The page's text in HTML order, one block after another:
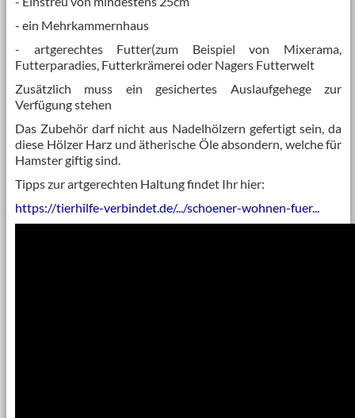
- ein Mehrkammernhaus
- artgerechtes Futter(zum Beispiel von Mixerama,
Futterparadies, Futterkrämerei oder Nagers Futterwelt
Zusätzlich muss ein gesichertes Auslaufgehege zur
Verfügung stehen
Das Zubehör darf nicht aus Nadelhölzern gefertigt sein, da
diese Hölzer Harz und ätherische Öle absondern, welche für
Hamster giftig sind.
Tipps zur artgerechten Haltung findet Ihr hier:
https://tierhilfe-verbindet.de/.../schoener-wohnen-fuer...